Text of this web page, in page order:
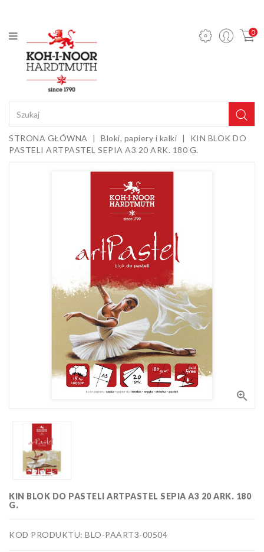
Ołówki
mechaniczne
i wkłady
Ołówki
grafitowe
Kredki
Pastele,
papiery
Kolorowanki
plastyczne
Flamastry,
markery i
zakreślacze
Linijki,
szablony
Artykuły
0
STRONA GŁÓWNA Bloki, papiery i kalki
KIN BLOK DO
PASTELI ARTPASTEL SEPIA A3 20 ARK. 180 G.

KIN BLOK DO PASTELI ARTPASTEL SEPIA A3 20 ARK. 180
G.
KOD PRODUKTU: BLO-PAART3-00504